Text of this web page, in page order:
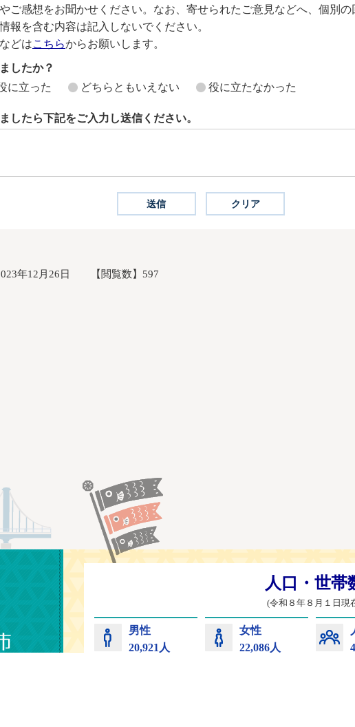
ご感想をお聞かせください。なお、寄せられたご意見などへ、個別
報を含む内容は記入しないでください。
どはこちらからお願いします。
したか？
に立った どちらともいえない 役に立たなかった
したら下記をご入力し送信ください。
年12月26日 【閲覧数】 597